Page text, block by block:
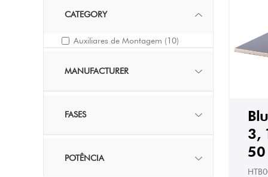
3,
CATEGORY
Auxiliares de Montagem (10)
MANUFACTURER
FASES
POTÊNCIA